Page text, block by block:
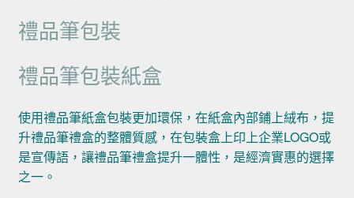
禮品筆包裝
禮品筆包裝紙盒
使用禮品筆紙盒包裝更加環保，在紙盒內部鋪上絨布，提
升禮品筆禮盒的整體質感，在包裝盒上印上企業LOGO或
是宣傳語，讓禮品筆禮盒提升一體性，是經濟實惠的選擇
之一。